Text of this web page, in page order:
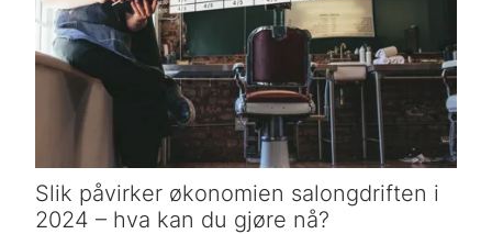
Slik påvirker økonomien salongdriften i
2024 – hva kan du gjøre nå?